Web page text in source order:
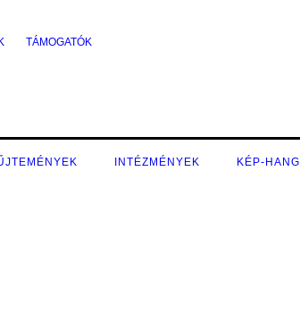
TÁMOGATÓK
INTÉZMÉNYEK KÉP-HANG